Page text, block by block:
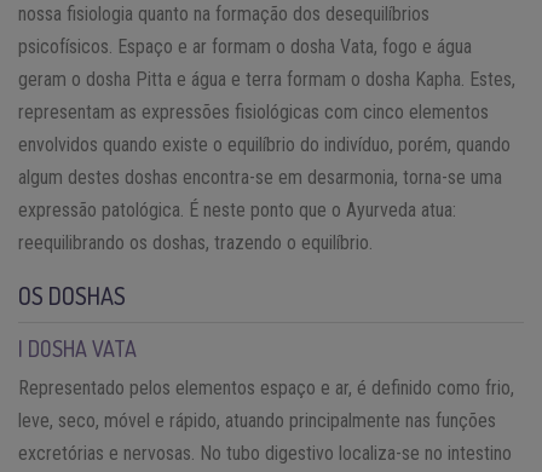
nossa fisiologia quanto na formação dos desequilíbrios
psicofísicos. Espaço e ar formam o dosha Vata, fogo e água
geram o dosha Pitta e água e terra formam o dosha Kapha. Estes,
representam as expressões fisiológicas com cinco elementos
envolvidos quando existe o equilíbrio do indivíduo, porém, quando
algum destes doshas encontra-se em desarmonia, torna-se uma
expressão patológica. É neste ponto que o Ayurveda atua:
reequilibrando os doshas, trazendo o equilíbrio.
OS DOSHAS
| DOSHA VATA
Representado pelos elementos espaço e ar, é definido como frio,
leve, seco, móvel e rápido, atuando principalmente nas funções
excretórias e nervosas. No tubo digestivo localiza-se no intestino